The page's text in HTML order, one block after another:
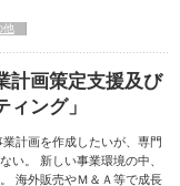
他
計画策定支援及び
ング」
計画を作成したいが、専門
い。 新しい事業環境の中、
海外販売やＭ＆Ａ等で成長